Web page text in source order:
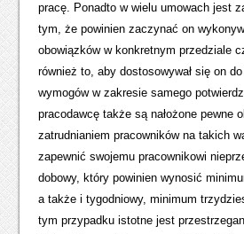
pracę. Ponadto w wielu umowach jest
tym, że powinien zaczynać on
obowiązków w konkretnym przedziale
również to, aby dostosowywał się on
wymogów w zakresie samego
pracodawcę także są nałożone pewne
zatrudnianiem pracowników na takich
zapewnić swojemu pracownikowi
dobowy, który powinien wynosić
a także i tygodniowy, minimum
tym przypadku istotne jest